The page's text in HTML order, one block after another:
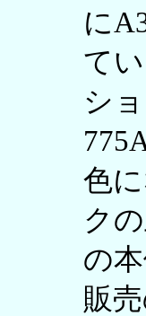
に
て
シ
色
ク
の
販